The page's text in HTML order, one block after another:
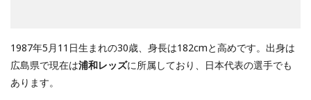
1987年5月11日生まれの30歳、身長は182cmと高めです。出身は
広島県で現在は浦和レッズに所属しており、日本代表の選手でも
あります。